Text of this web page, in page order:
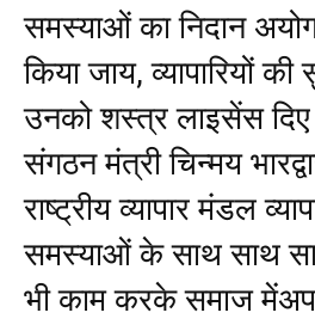
समस्याओं का निदान
किया जाय, व्यापारियों
उनको शस्त्र लाइसेंस दिए
संगठन मंत्री चिन्मय
राष्ट्रीय व्यापार मंडल
समस्याओं के साथ साथ
भी काम करके समाज